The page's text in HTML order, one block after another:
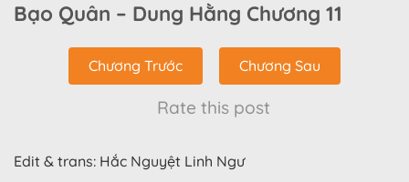
Bạo Quân – Dung Hằng Chương 11
Chương Trước Chương Sau
Rate this post
Edit & trans: Hắc Nguyệt Linh Ngư